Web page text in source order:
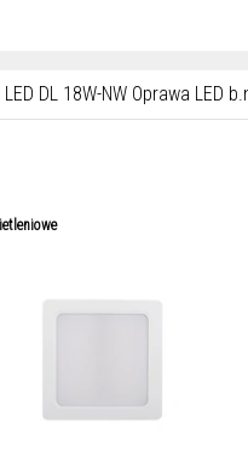
LED DL 18W-NW Oprawa LED